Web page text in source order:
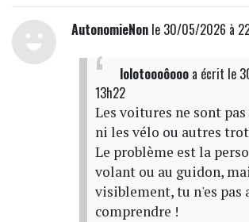
AutonomieNonle 30/05/2026 à
lolotoooôoooa écrit le
13h22
Les voitures ne sont
ni les vélo ou autres
Le problème est la
volant ou au guidon,
visiblement, tu n'es pas
comprendre !